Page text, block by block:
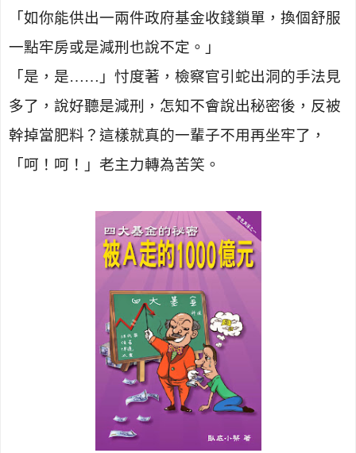
「如你能供出一兩件政府基金收錢鎖單，換個舒服
一點牢房或是減刑也說不定。」
「是，是……」忖度著，檢察官引蛇出洞的手法見
多了，說好聽是減刑，怎知不會說出秘密後，反被
幹掉當肥料？這樣就真的一輩子不用再坐牢了，
「呵！呵！」老主力轉為苦笑。